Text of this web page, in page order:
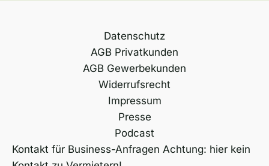
Datenschutz
AGB Privatkunden
AGB Gewerbekunden
Widerrufsrecht
Impressum
Presse
Podcast
Kontakt für Business-Anfragen Achtung: hier kein